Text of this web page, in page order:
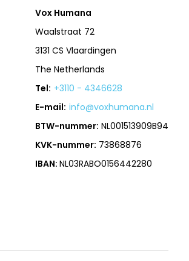
Vox Humana
Waalstraat 72
3131 CS Vlaardingen
The Netherlands
Tel: +3110 - 4346628
E-mail: info@voxhumana.nl
BTW-nummer: NL001513909B94
KVK-nummer: 73868876
IBAN:NL03RABO0156442280